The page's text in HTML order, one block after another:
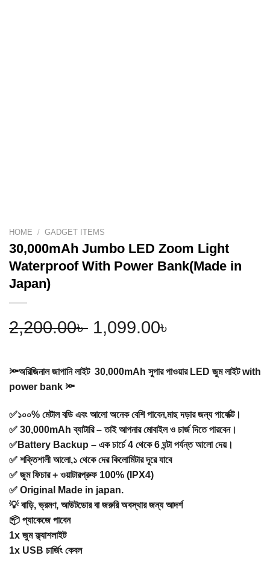
HOME / GADGET ITEMS
30,000mAh Jumbo LED Zoom Light
Waterproof With Power Bank(Made in
Japan)
2,200.00৳ Original
was:
2,200.00৳ .
1,099.00৳
1,099.00৳ .
🔦অরিজিনাল জাপানি লাইট 30,000mAh সুপার পাওয়ার LED জুম লাইট with
power bank 🔦
✅১০০% মেটাল বডি এবং আলো অনেক বেশি পাবেন,মাছ দড়ার জন্য পার্ফেক্ট।
✅ 30,000mAh ব্যাটারি – তাই আপনার মোবাইল ও চার্জ দিতে পারবেন।
✅Battery Backup – এক চার্চে 4 থেকে 6 ঘন্টা পর্যন্ত আলো দেয়।
✅ শক্তিশালী আলো,১ থেকে দের কিলোমিটার দূরে যাবে
✅ জুম ফিচার + ওয়াটারপ্রুফ 100% (IPX4)
✅ Original Made in japan.
💡 বাড়ি, ভ্রমণ, আউটডোর বা জরুরি অবস্থার জন্য আদর্শ
📦 প্যাকেজে পাবেন
1x জুম ফ্ল্যাশলাইট
1x USB চার্জিং কেবল